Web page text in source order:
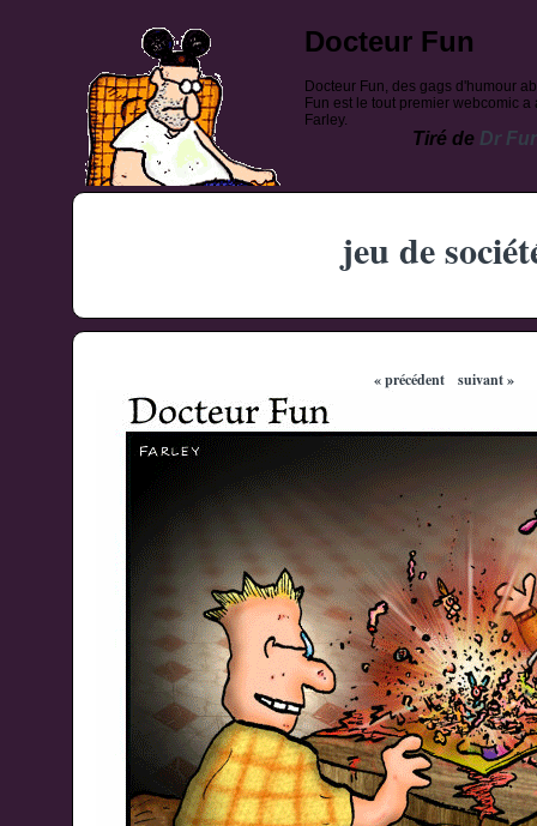
Docteur Fun
Docteur Fun, des gags d'humour
Fun est le tout premier webcomic
Farley.
Tiré de Dr
jeu de
« précédent suivant »